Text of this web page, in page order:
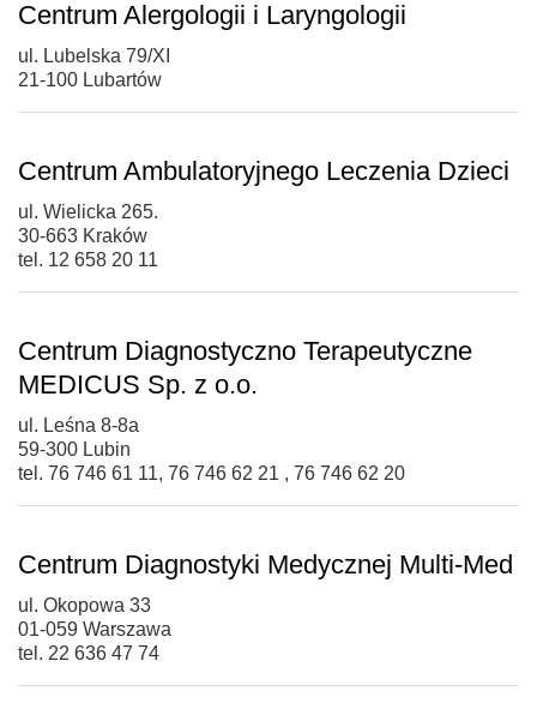
Centrum Alergologii i Laryngologii
ul. Lubelska 79/XI
21-100 Lubartów
Centrum Ambulatoryjnego Leczenia Dzieci
ul. Wielicka 265.
30-663 Kraków
tel. 12 658 20 11
Centrum Diagnostyczno Terapeutyczne
MEDICUS Sp. z o.o.
ul. Leśna 8-8a
59-300 Lubin
tel. 76 746 61 11, 76 746 62 21 , 76 746 62 20
Centrum Diagnostyki Medycznej Multi-Med
ul. Okopowa 33
01-059 Warszawa
tel. 22 636 47 74